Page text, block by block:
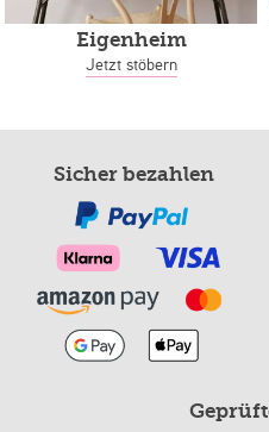
Eigenheim
Jetzt stöbern
Sicher bezahlen